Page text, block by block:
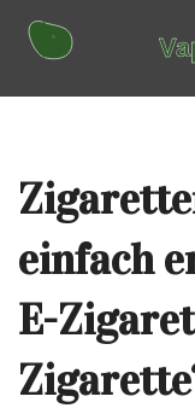
einfach
E-